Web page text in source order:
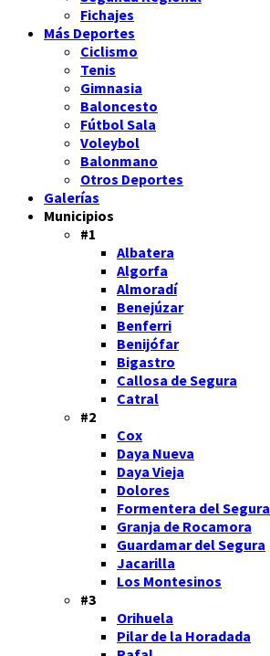
Fichajes
Más Deportes
Ciclismo
Tenis
Gimnasia
Baloncesto
Fútbol Sala
Voleybol
Balonmano
Otros Deportes
Galerías
Municipios
#1
Albatera
Algorfa
Almoradí
Benejúzar
Benferri
Benijófar
Bigastro
Callosa de Segura
Catral
#2
Cox
Daya Nueva
Daya Vieja
Dolores
Formentera del Segura
Granja de Rocamora
Guardamar del Segura
Jacarilla
Los Montesinos
#3
Orihuela
Pilar de la Horadada